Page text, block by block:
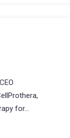
for...